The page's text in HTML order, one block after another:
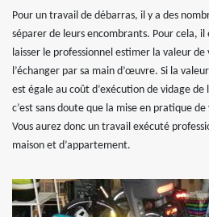
Pour un travail de débarras, il y a des
séparer de leurs encombrants. Pour cela,
laisser le professionnel estimer la valeur
l’échanger par sa main d’œuvre. Si la
est égale au coût d’exécution de vidage
c’est sans doute que la mise en pratique
Vous aurez donc un travail exécuté
maison et d’appartement.